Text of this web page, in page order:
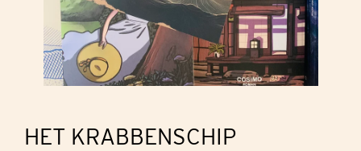
HET KRABBENSCHIP